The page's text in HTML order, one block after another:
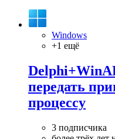
Windows
+1 ещё
передать
процессу
3 подписчика